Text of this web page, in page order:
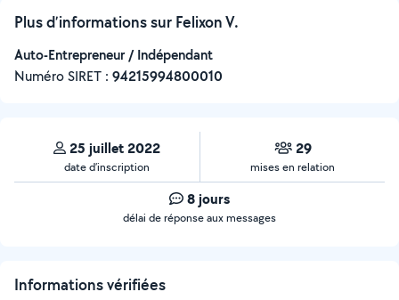
Plus d’informations sur Felixon V.
Auto-Entrepreneur / Indépendant
Numéro SIRET : ‍94215994800010
25 juillet 2022
date d’inscription
29
mises en relation
8 jours
délai de réponse aux messages
Informations vérifiées